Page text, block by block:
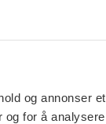
og annonser
og for å
Ole